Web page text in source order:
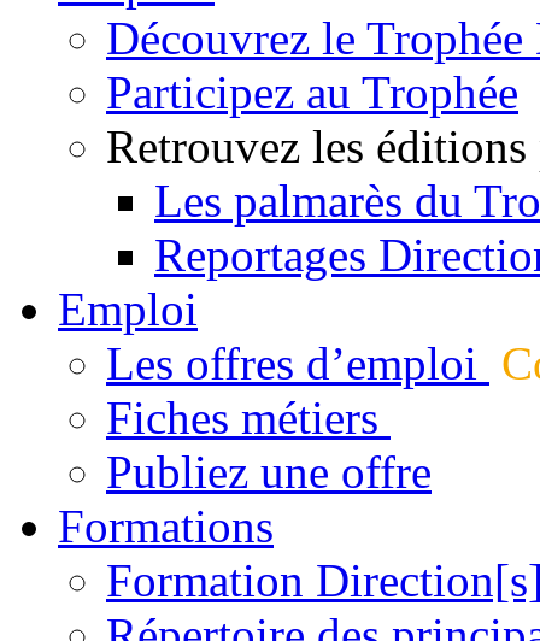
Découvrez le
Participez au Trophée
Retrouvez les éditions
Les palmarès du
Reportages
Emploi
Les offres d’emploi
Fiches métiers
Publiez une offre
Formations
Formation